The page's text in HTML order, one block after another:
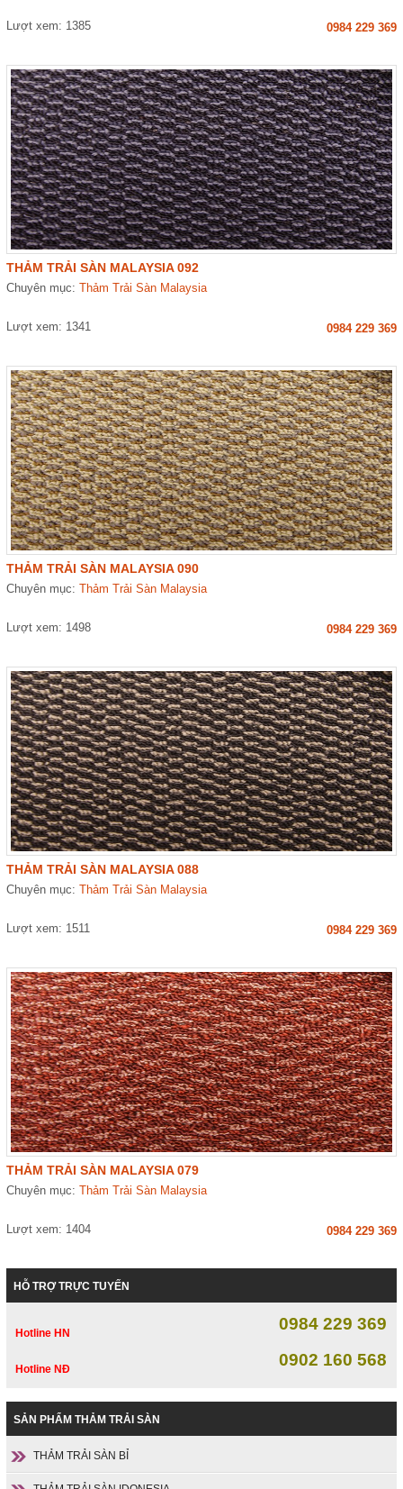
Lượt xem: 1385 0984 229 369
THẢM TRẢI SÀN MALAYSIA 092
Chuyên mục:Thảm Trải Sàn Malaysia
Lượt xem: 1341 0984 229 369
THẢM TRẢI SÀN MALAYSIA 090
Chuyên mục:Thảm Trải Sàn Malaysia
Lượt xem: 1498 0984 229 369
THẢM TRẢI SÀN MALAYSIA 088
Chuyên mục:Thảm Trải Sàn Malaysia
Lượt xem: 1511 0984 229 369
THẢM TRẢI SÀN MALAYSIA 079
Chuyên mục:Thảm Trải Sàn Malaysia
Lượt xem: 1404 0984 229 369
HỖ TRỢ TRỰC TUYẾN
Hotline HN 0984 229 369
Hotline NĐ 0902 160 568
SẢN PHẨM THẢM TRẢI SÀN
THẢM TRẢI SÀN BỈ